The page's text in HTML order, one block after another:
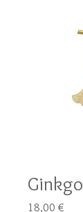
Ginkgo
18,00 €